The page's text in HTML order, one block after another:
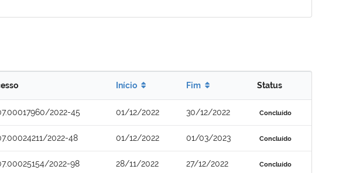
Início Fim Status
2022-45 01/12/2022 30/12/2022 Concluído
2022-48 01/12/2022 01/03/2023 Concluído
2022-98 28/11/2022 27/12/2022 Concluído